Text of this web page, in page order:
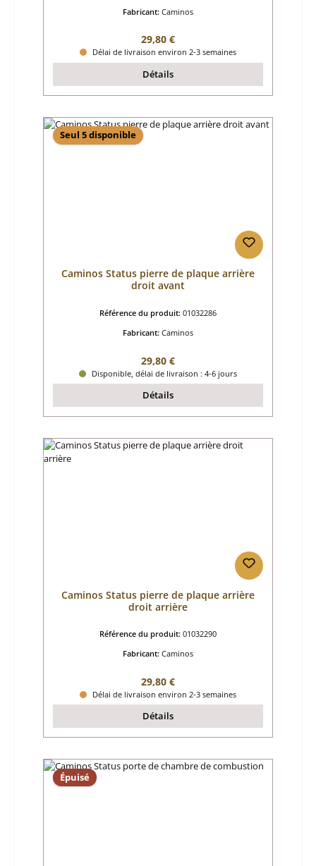
Fabricant: Caminos
Prix régulier :
29,80 €
Délai de livraison environ 2-3 semaines
Détails
Seul 5 disponible
Caminos Status pierre de plaque arrière
droit avant
Référence du produit: 01032286
Fabricant: Caminos
Prix régulier :
29,80 €
Disponible, délai de livraison : 4-6 jours
Détails
Caminos Status pierre de plaque arrière
droit arrière
Référence du produit: 01032290
Fabricant: Caminos
Prix régulier :
29,80 €
Délai de livraison environ 2-3 semaines
Détails
Épuisé